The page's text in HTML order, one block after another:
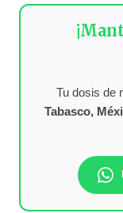
Tu dosis de
Tabasco,